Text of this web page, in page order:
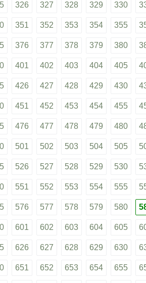
326 327 328 329 330
351 352 353 354 355
376 377 378 379 380
401 402 403 404 405
426 427 428 429 430
451 452 453 454 455
476 477 478 479 480
501 502 503 504 505
526 527 528 529 530
551 552 553 554 555
576 577 578 579 580
601 602 603 604 605
626 627 628 629 630
651 652 653 654 655